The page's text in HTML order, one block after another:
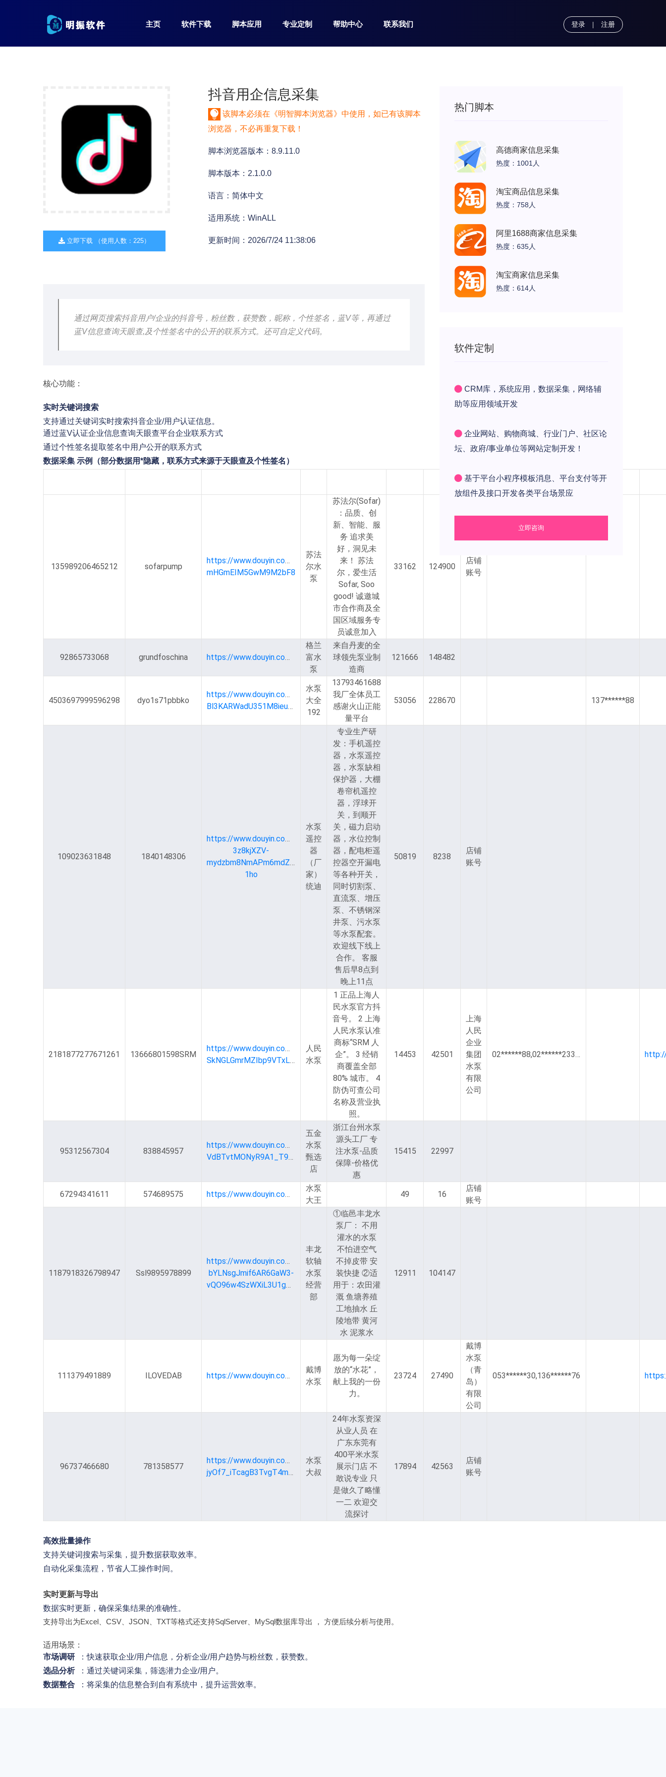
主页 软件下载 脚本应用 专业定制 帮助中心 联系我们 登录 | 注册
立即下载 （使用人数：225）
抖音用企信息采集
该脚本必须在《明智脚本浏览器》中使用，如已有该脚本
浏览器，不必再重复下载！
脚本浏览器版本：8.9.11.0
脚本版本：2.1.0.0
语言：简体中文
适用系统：WinALL
更新时间：2026/7/24 11:38:06
通过网页搜索抖音用户/企业的抖音号，粉丝数，获赞数，昵称，个性签名，蓝V等，再通过
蓝V信息查询天眼查,及个性签名中的公开的联系方式。还可自定义代码。
核心功能：
实时关键词搜索
支持通过关键词实时搜索抖音企业/用户认证信息。
通过蓝V认证企业信息查询天眼查平台企业联系方式
通过个性签名提取签名中用户公开的联系方式
数据采集 示例（部分数据用*隐藏，联系方式来源于天眼查及个性签名）
蓝V
认证
电话_天眼查
电话_个性
135989206465212 sofarpump
https://www.douyin.com/user/MS4wLjABAAAAxJ8VbT3Xtb_n6imwr6nDvE0aR-
mHGmEIM5GwM9M2bF8
苏法
尔水
泵
苏法尔(Sofar)
：品质、创
新、智能、服
务 追求美
好，洞见未
来！ 苏法
尔，爱生活
Sofar, Soo
good! 诚邀城
市合作商及全
国区域服务专
员诚意加入
33162 124900
店铺
账号
92865733068 grundfoschina https://www.douyin.com/user/MS4wLjABAAAAXHuqOPHXkE3v9KCayVmQFVhq7UaNVOpe652YjUW0G6Q
格兰
富水
泵
来自丹麦的全
球领先泵业制
造商
121666 148482
4503697999596298 dyo1s71pbbko
https://www.douyin.com/user/MS4wLjABAAAA5fgNw8-
Bl3KARWadU351M8ieuwmxv4HIKtwLsTNg_ZzRLBZk2n7WhqPCVrEpVfdN
水泵
大全
192
13793461688
我厂全体员工
感谢火山正能
量平台
53056 228670 137******88
109023631848 1840148306
https://www.douyin.com/user/MS4wLjABAAAAYSX-
3z8kjXZV-
mydzbm8NmAPm6mdZzQz6pwJJjK-
1ho
水泵
遥控
器
（厂
家）
统迪
专业生产研
发：手机遥控
器，水泵遥控
器，水泵缺相
保护器，大棚
卷帘机遥控
器，浮球开
关，到顺开
关，磁力启动
器，水位控制
器，配电柜遥
控器空开漏电
等各种开关，
同时切割泵、
直流泵、增压
泵、不锈钢深
井泵、污水泵
等水泵配套。
欢迎线下线上
合作。 客服
售后早8点到
晚上11点
50819 8238
店铺
账号
2181877277671261 13666801598SRM
https://www.douyin.com/user/MS4wLjABAAAAyXPeWzqvBtOMmEfkr3_SledPz7PS2Q9-
SkNGLGmrMZIbp9VTxL4flnitFveXEiGP
人民
水泵
1 正品上海人
民水泵官方抖
音号。 2 上海
人民水泵认准
商标“SRM 人
企”。 3 经销
商覆盖全部
80% 城市。 4
防伪可查公司
名称及营业执
照。
14453 42501
上海
人民
企业
集团
水泵
有限
公司
02******88,02******233,135******49,180******69,187******60,189******18,181******00,183******29,187******49
95312567304 838845957
https://www.douyin.com/user/MS4wLjABAAAA3rqPDmJjd-
VdBTvtMONyR9A1_T92HCU4B6rJAQ2iI84
五金
水泵
甄选
店
浙江台州水泵
源头工厂 专
注水泵-品质
保障-价格优
惠
15415 22997
67294341611 574689575 https://www.douyin.com/user/MS4wLjABAAAAzoMLZ6tVjPtgwSfWDT95LXEviWWGARFBSWNGlxa6uIQ
水泵
大王
49 16
店铺
账号
1187918326798947 Ssl9895978899
https://www.douyin.com/user/MS4wLjABAAAAQ0vmYUnl4kmjY8KP-
bYLNsgJmif6AR6GaW3-
vQO96w4SzWXiL3U1gHrsMTnFSBgU
丰龙
软轴
水泵
经营
部
①临邑丰龙水
泵厂： 不用
灌水的水泵
不怕进空气
不掉皮带 安
装快捷 ②适
用于：农田灌
溉 鱼塘养殖
工地抽水 丘
陵地带 黄河
水 泥浆水
12911 104147
111379491889 ILOVEDAB https://www.douyin.com/user/MS4wLjABAAAA0oLn1NGHeJa9d1niIt7SWq95bCzz7xrNsDxLN5FObnY
戴博
水泵
愿为每一朵绽
放的“水花”，
献上我的一份
力。
23724 27490
戴博
水泵
（青
岛）
有限
公司
053******30,136******76
96737466680 781358577
https://www.douyin.com/user/MS4wLjABAAAAhoF130RJqQ5PdOYDpE0-
jyOf7_iTcagB3TvgT4mF7B8
水泵
大叔
24年水泵资深
从业人员 在
广东东莞有
400平米水泵
展示门店 不
敢说专业 只
是做久了略懂
一二 欢迎交
流探讨
17894 42563
店铺
账号
高效批量操作
支持关键词搜索与采集，提升数据获取效率。
自动化采集流程，节省人工操作时间。
实时更新与导出
数据实时更新，确保采集结果的准确性。
支持导出为Excel、CSV、JSON、TXT等格式还支持SqlServer、MySql数据库导出 ， 方便后续分析与使用。
适用场景：
市场调研
：快速获取企业/用户信息，分析企业/用户趋势与粉丝数，获赞数。
选品分析
：通过关键词采集，筛选潜力企业/用户。
数据整合
：将采集的信息整合到自有系统中，提升运营效率。
热门脚本
高德商家信息采集
热度：1001人
淘宝商品信息采集
热度：758人
阿里1688商家信息采集
热度：635人
淘宝商家信息采集
热度：614人
软件定制
CRM库，系统应用，数据采集，网络辅
助等应用领域开发
企业网站、购物商城、行业门户、社区论
坛、政府/事业单位等网站定制开发！
基于平台小程序模板消息、平台支付等开
放组件及接口开发各类平台场景应
立即咨询